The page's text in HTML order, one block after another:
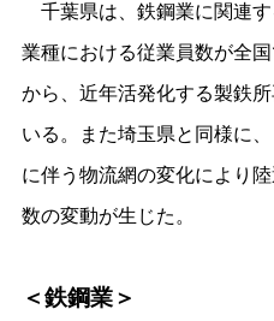
千葉県は、鉄鋼業に関連す
業種における従業員数が全
から、近年活発化する製鉄
いる。また埼玉県と同様に
に伴う物流網の変化により
数の変動が生じた。
＜鉄鋼業＞